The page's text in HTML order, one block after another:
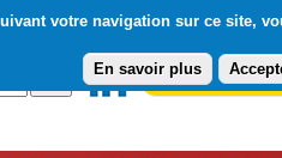
votre navigation sur ce site,
En savoir plus
Abonnement